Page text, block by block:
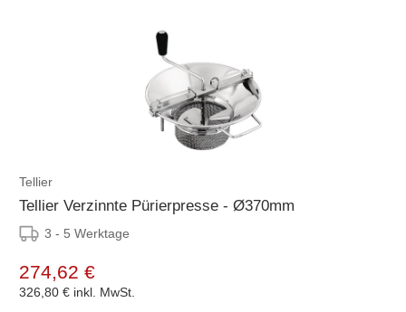
Tellier
Tellier Verzinnte Pürierpresse - Ø370mm
3 - 5 Werktage
274,62 €
326,80 € inkl. MwSt.